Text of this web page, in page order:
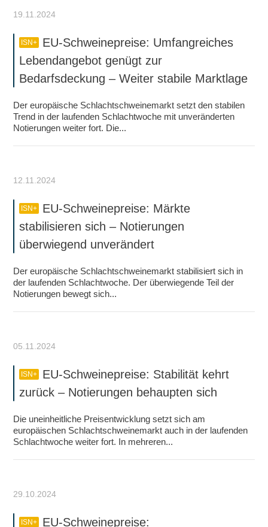
19.11.2024
ISN+
EU-Schweinepreise: Umfangreiches
Lebendangebot genügt zur
Bedarfsdeckung – Weiter stabile Marktlage
Der europäische Schlachtschweinemarkt setzt den stabilen
Trend in der laufenden Schlachtwoche mit unveränderten
Notierungen weiter fort. Die...
12.11.2024
ISN+
EU-Schweinepreise: Märkte
stabilisieren sich – Notierungen
überwiegend unverändert
Der europäische Schlachtschweinemarkt stabilisiert sich in
der laufenden Schlachtwoche. Der überwiegende Teil der
Notierungen bewegt sich...
05.11.2024
ISN+
EU-Schweinepreise: Stabilität kehrt
zurück – Notierungen behaupten sich
Die uneinheitliche Preisentwicklung setzt sich am
europäischen Schlachtschweinemarkt auch in der laufenden
Schlachtwoche weiter fort. In mehreren...
29.10.2024
ISN+
EU-Schweinepreise: